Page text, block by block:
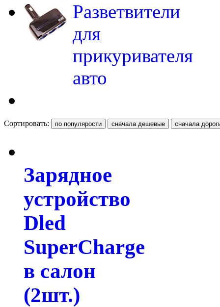
Разветвители
для
прикуривателя
авто
Сортировать:
Зарядное
устройство
Dled
SuperCharge
в салон
(2шт.)